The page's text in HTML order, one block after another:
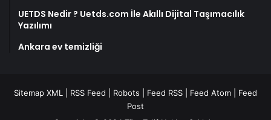
UETDS Nedir ? Uetds.com İle Akıllı Dijital Taşımacılık
Yazılımı
Ankara ev temizliği
Sitemap XML RSS Feed Robots Feed RSS Feed Atom
Feed
Post